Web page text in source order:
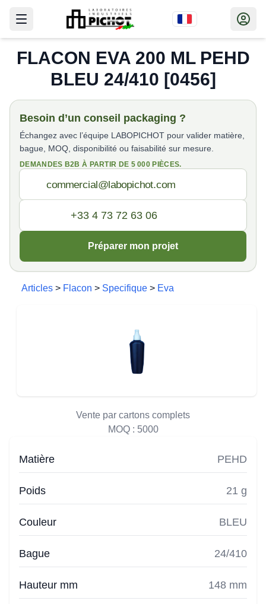
FLACON EVA 200 ML PEHD
BLEU 24/410 [0456]
Besoin d’un conseil packaging ?
Échangez avec l’équipe LABOPICHOT pour valider matière,
bague, MOQ, disponibilité ou faisabilité sur mesure.
DEMANDES B2B À PARTIR DE 5 000 PIÈCES.
Préparer mon projet
Articles > Flacon > Specifique > Eva
Vente par cartons complets
MOQ : 5000
Matière PEHD
Poids 21 g
Couleur BLEU
Bague 24/410
Hauteur mm 148 mm